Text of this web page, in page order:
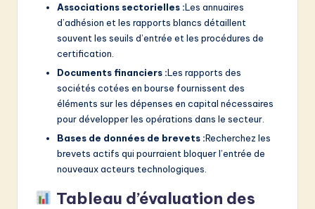
Associations sectorielles :Les annuaires
d’adhésion et les rapports blancs détaillent
souvent les seuils d’entrée et les procédures de
certification.
Documents financiers :Les rapports des
sociétés cotées en bourse fournissent des
éléments sur les dépenses en capital nécessaires
pour développer les opérations dans le secteur.
Bases de données de brevets :Recherchez les
brevets actifs qui pourraient bloquer l’entrée de
nouveaux acteurs technologiques.
Tableau d’évaluation des